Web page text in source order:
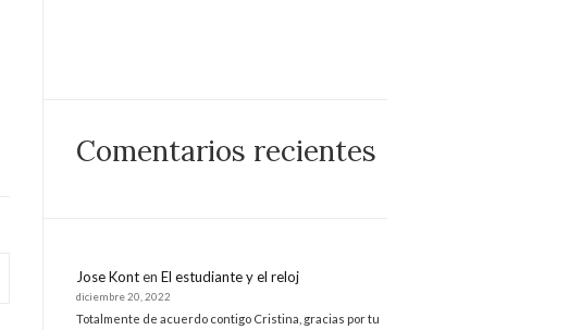
Comentarios recientes
Jose KontenEl estudiante y el reloj
diciembre 20, 2022
Totalmente de acuerdo contigo Cristina, gracias por tu